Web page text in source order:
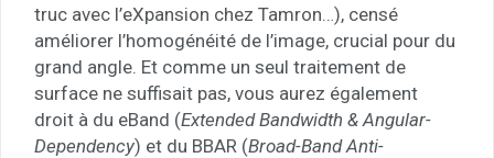
truc avec l’eXpansion chez Tamron…), censé
améliorer l’homogénéité de l’image, crucial pour du
grand angle. Et comme un seul traitement de
surface ne suffisait pas, vous aurez également
droit à du eBand (Extended Bandwidth & Angular-
Dependency) et du BBAR (Broad-Band Anti-